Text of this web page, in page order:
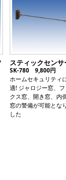
スティックセンサ
SK-780 9,800円
ホームセキュリティ
適! ジャロジー窓、
クス窓、開き窓、内
窓の警備が可能とな
した